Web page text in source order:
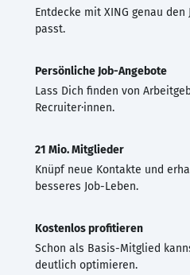
Entdecke mit XING genau
passt.
Persönliche Job-Angebote
Lass Dich finden von
Recruiter·innen.
21 Mio. Mitglieder
Knüpf neue Kontakte und
besseres Job-Leben.
Kostenlos profitieren
Schon als Basis-Mitglied
deutlich optimieren.